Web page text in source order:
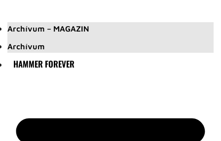
Archívum – MAGAZIN
Archívum
HAMMER FOREVER